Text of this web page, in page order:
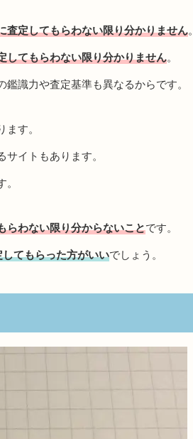
査定してもらわない限り分かりません。
してもらわない限り分かりません。
識力や査定基準も異なるからです。
す。
イトもあります。
らわない限り分からないことです。
てもらった方がいいでしょう。